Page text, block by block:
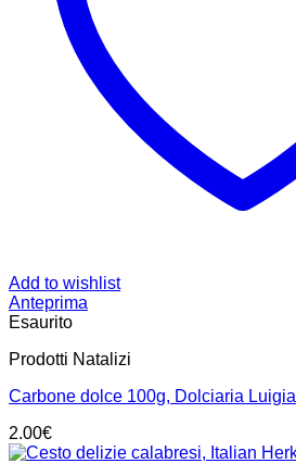
Add to wishlist
Anteprima
Esaurito
Prodotti Natalizi
Carbone dolce 100g, Dolciaria Luigia
2.00€